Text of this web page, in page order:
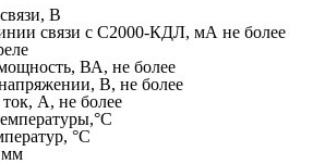
В
связи с С2000-КДЛ, мА не более
ВА, не более
В, не более
А, не более
°С
мм